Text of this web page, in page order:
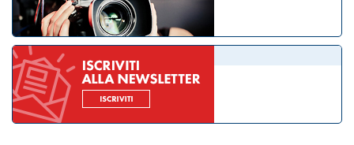
eNewsletter